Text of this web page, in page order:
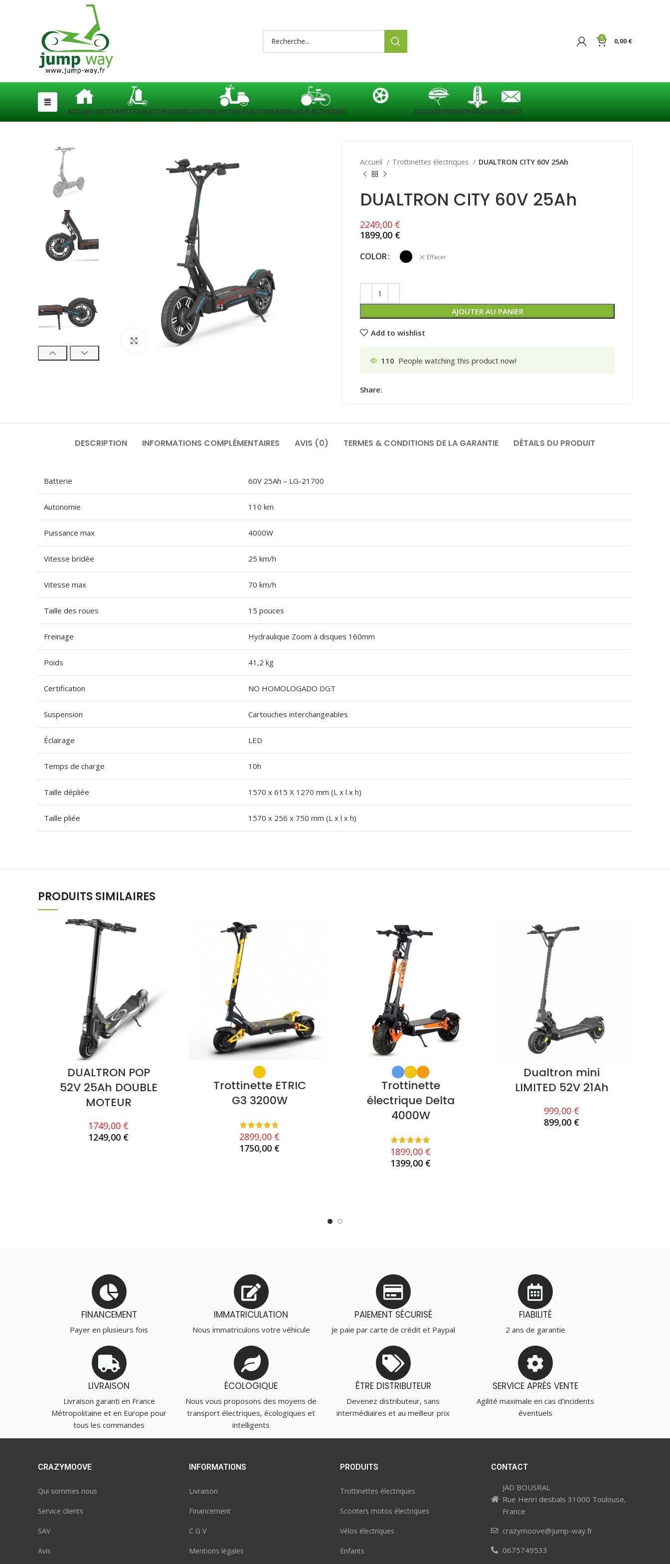
0 0,00 €
ACCUEILTROTTINETTES ÉLECTRIQUESSCOOTERS MOTOS ÉLECTRIQUESVÉLOS ÉLECTRIQUES ACCESSOIRESMONOROUECONTACT
Click to enlarge
Accueil Trottinettes électriques DUALTRON CITY 60V 25Ah
DUALTRON CITY 60V 25Ah
2249,00€
1899,00 €
COLOR Effacer
AJOUTER AU PANIER
Add to wishlist
110 People watching this product now!
Share:
DESCRIPTION INFORMATIONS COMPLÉMENTAIRES AVIS (0) TERMES & CONDITIONS DE LA GARANTIE DÉTAILS DU PRODUIT
Batterie 60V 25Ah – LG-21700
Autonomie 110 km
Puissance max 4000W
Vitesse bridée 25 km/h
Vitesse max 70 km/h
Taille des roues 15 pouces
Freinage Hydraulique Zoom à disques 160mm
Poids 41,2 kg
Certification NO HOMOLOGADO DGT
Suspension Cartouches interchangeables
Éclairage LED
Temps de charge 10h
Taille dépliée 1570 x 615 X 1270 mm (L x l x h)
Taille pliée 1570 x 256 x 750 mm (L x l x h)
PRODUITS SIMILAIRES
DUALTRON POP
52V 25Ah DOUBLE
MOTEUR
1749,00€
1249,00 €
Trottinette ETRIC
G3 3200W
2899,00€
1750,00 €
Trottinette
électrique Delta
4000W
1899,00€
1399,00 €
Dualtron mini
LIMITED 52V 21Ah
999,00€
899,00 €
FINANCEMENT
Payer en plusieurs fois
IMMATRICULATION
Nous immatriculons votre véhicule
PAIEMENT SÉCURISÉ
Je paie par carte de crédit et Paypal
FIABILITÉ
2 ans de garantie
LIVRAISON
Livraison garanti en France
Métropolitaine et en Europe pour
tous les commandes
ÉCOLOGIQUE
Nous vous proposons des moyens de
transport électriques, écologiques et
intelligents
ÊTRE DISTRIBUTEUR
Devenez distributeur, sans
intermédiaires et au meilleur prix
SERVICE APRÈS VENTE
Agilité maximale en cas d'incidents
éventuels
CRAZYMOOVE
Qui sommes nous
Service clients
SAV
Avis
INFORMATIONS
Livraison
Financement
C G V
Mentions légales
PRODUITS
Trottinettes électriques
Scooters motos électriques
Vélos électriques
Enfants
CONTACT
JAD BOUSRAL
Rue Henri desbals 31000 Toulouse,
France
crazymoove@jump-way.fr
0675749533